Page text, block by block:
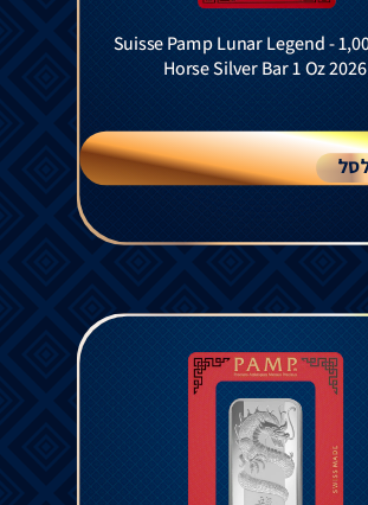
Suisse Pamp Lunar Legend -
Horse Silver Bar 1 Oz 2026